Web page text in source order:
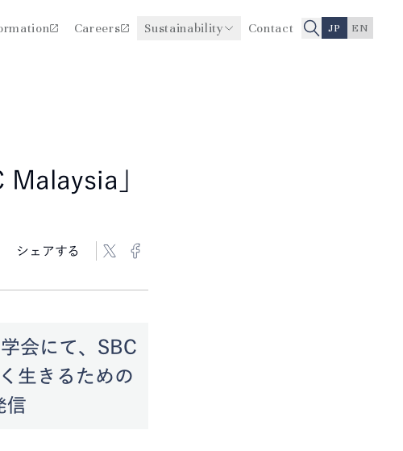
Careers Sustainability Contact JP EN
」
シェアする
会にて、SBC
生きるための
信